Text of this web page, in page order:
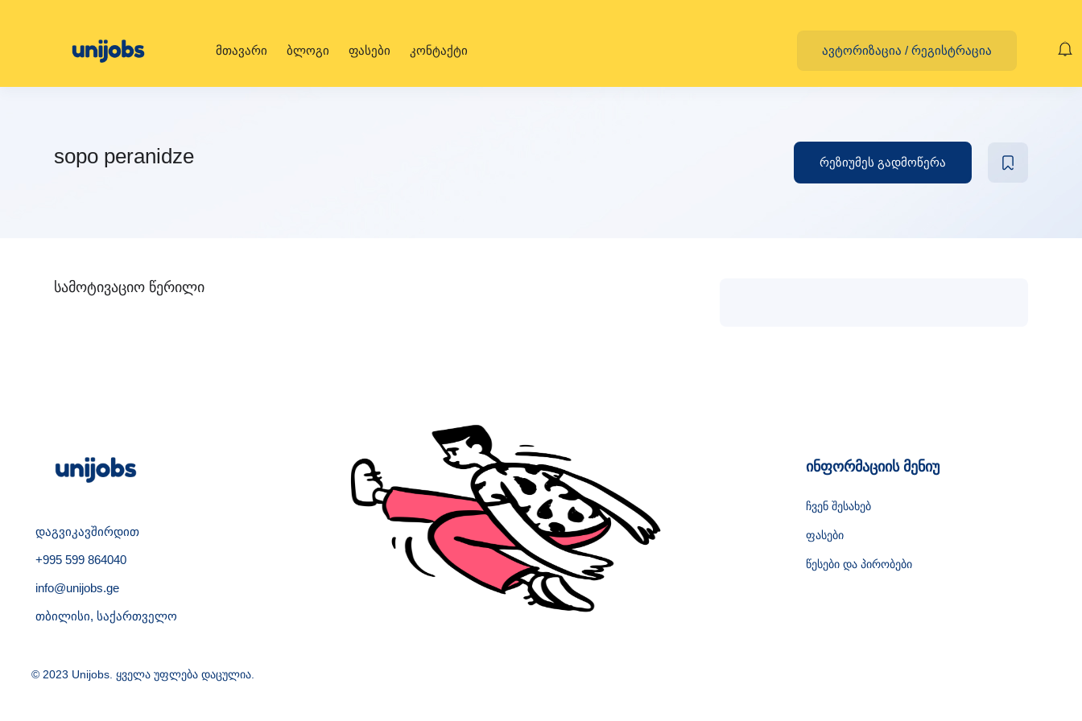
მთავარი ბლოგი ფასები კონტაქტი ავტორიზაცია / რეგისტრაცია
sopo peranidze რეზიუმეს გადმოწერა
სამოტივაციო წერილი
დაგვიკავშირდით
+995 599 864040
info@unijobs.ge
თბილისი, საქართველო
ინფორმაციის მენიუ
ჩვენ შესახებ
ფასები
წესები და პირობები
© 2023 Unijobs. ყველა უფლება დაცულია.